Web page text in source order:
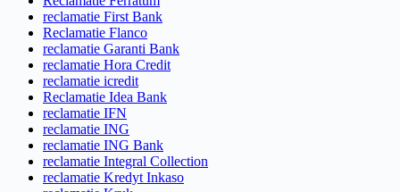
reclamatie First Bank
Reclamatie Flanco
reclamatie Garanti Bank
reclamatie Hora Credit
reclamatie icredit
Reclamatie Idea Bank
reclamatie IFN
reclamatie ING
reclamatie ING Bank
reclamatie Integral Collection
reclamatie Kredyt Inkaso